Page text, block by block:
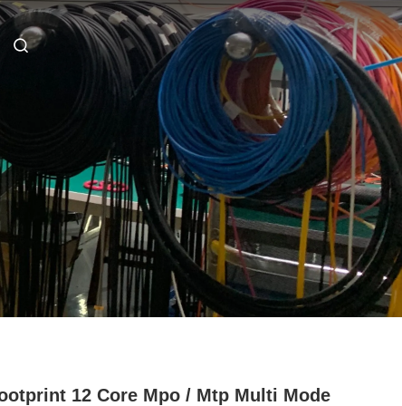
12 Core Mpo / Mtp Multi Mode